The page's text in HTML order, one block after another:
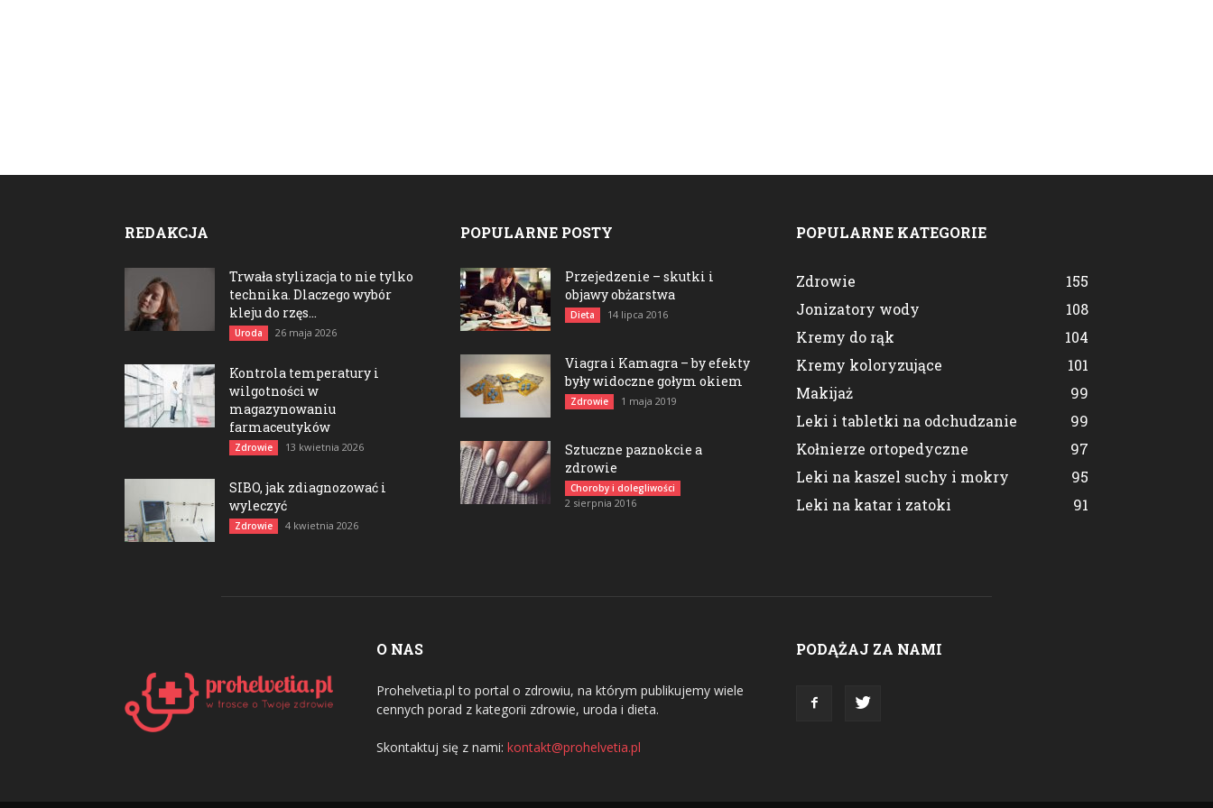
REDAKCJA
Trwała stylizacja to nie tylko
technika. Dlaczego wybór
kleju do rzęs...
Uroda 26 maja 2026
Kontrola temperatury i
wilgotności w
magazynowaniu
farmaceutyków
Zdrowie 13 kwietnia 2026
SIBO, jak zdiagnozować i
wyleczyć
Zdrowie 4 kwietnia 2026
POPULARNE POSTY
Przejedzenie – skutki i
objawy obżarstwa
Dieta 14 lipca 2016
Viagra i Kamagra – by efekty
były widoczne gołym okiem
Zdrowie 1 maja 2019
Sztuczne paznokcie a
zdrowie
Choroby i dolegliwości
2 sierpnia 2016
POPULARNE KATEGORIE
Zdrowie
155
Jonizatory wody
108
Kremy do rąk
104
Kremy koloryzujące
101
Makijaż
99
Leki i tabletki na odchudzanie
99
Kołnierze ortopedyczne
97
Leki na kaszel suchy i mokry
95
Leki na katar i zatoki
91
O NAS
Prohelvetia.pl to portal o zdrowiu, na którym publikujemy wiele
cennych porad z kategorii zdrowie, uroda i dieta.
Skontaktuj się z nami: kontakt@prohelvetia.pl
PODĄŻAJ ZA NAMI